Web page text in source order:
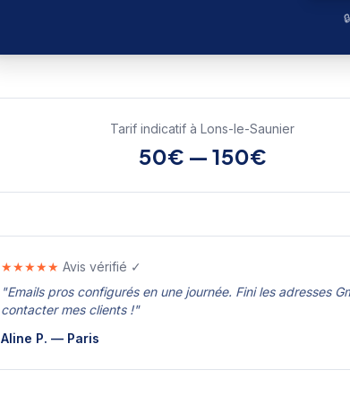
Tarif indicatif à Lons-le-Saunier
50€ — 150€
★★★★★ Avis vérifié ✓
"Emails pros configurés en une journée. Fini les adresses
contacter mes clients !"
Aline P. — Paris